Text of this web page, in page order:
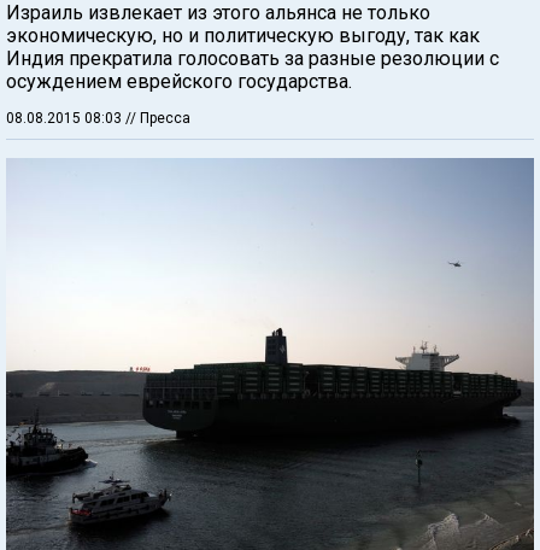
Израиль извлекает из этого альянса не только
экономическую, но и политическую выгоду, так как
Индия прекратила голосовать за разные резолюции с
осуждением еврейского государства.
08.08.2015 08:03 // Пресса